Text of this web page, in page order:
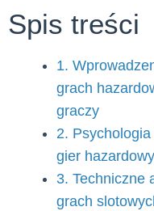
Spis treści
1.
grach
graczy
2.
gier
3. Techniczne
grach